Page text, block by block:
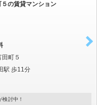
の賃貸マンション
町５
駅 歩11分
検討中！